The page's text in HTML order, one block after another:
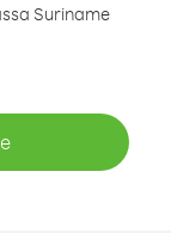
Suriname